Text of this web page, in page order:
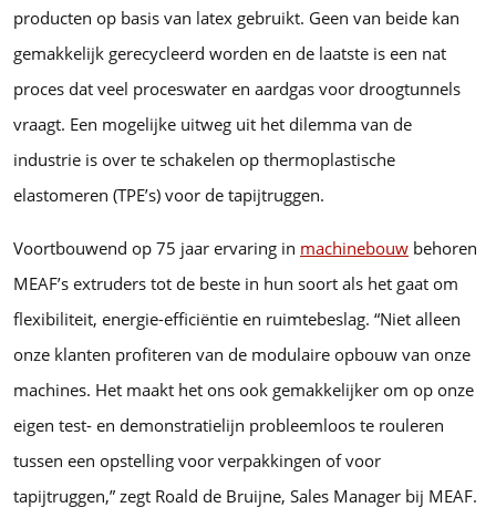
producten op basis van latex gebruikt. Geen van beide kan
gemakkelijk gerecycleerd worden en de laatste is een nat
proces dat veel proceswater en aardgas voor droogtunnels
vraagt. Een mogelijke uitweg uit het dilemma van de
industrie is over te schakelen op thermoplastische
elastomeren (TPE’s) voor de tapijtruggen.
Voortbouwend op 75 jaar ervaring in machinebouw behoren
MEAF’s extruders tot de beste in hun soort als het gaat om
flexibiliteit, energie-efficiëntie en ruimtebeslag. “Niet alleen
onze klanten profiteren van de modulaire opbouw van onze
machines. Het maakt het ons ook gemakkelijker om op onze
eigen test- en demonstratielijn probleemloos te rouleren
tussen een opstelling voor verpakkingen of voor
tapijtruggen,” zegt Roald de Bruijne, Sales Manager bij MEAF.